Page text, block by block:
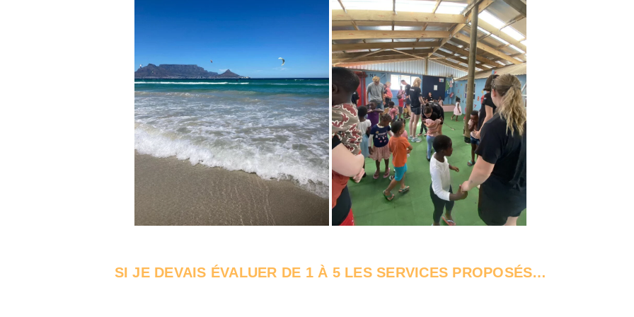
SI JE DEVAIS ÉVALUER DE 1 À 5 LES SERVICES PROPOSÉS…